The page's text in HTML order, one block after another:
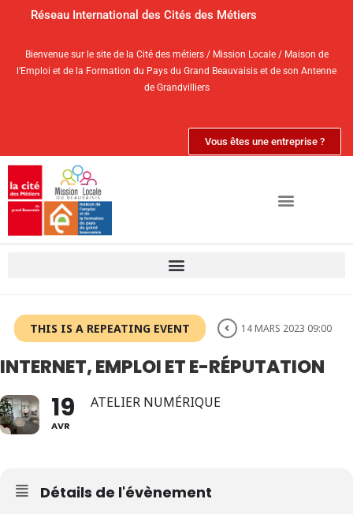
Réseau International des Cités des Métiers
Bienvenue sur le site de la Cité des métiers / Mission Locale / Maison de
l’Emploi et de la Formation du Pays du Grand Beauvaisis et de son Antenne
de Grandvilliers
Vous êtes une entreprise ?
THIS IS A REPEATING EVENT 14 MARS 2023 09:00
INTERNET, EMPLOI ET E-RÉPUTATION
19
AVR
ATELIER NUMÉRIQUE
Détails de l'évènement